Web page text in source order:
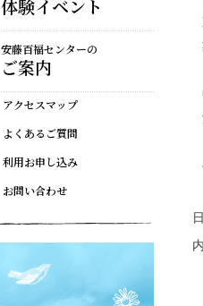
体験イベント
安藤百福センターの
ご案内
アクセスマップ
よくあるご質問
利用お申し込み
お問い合わせ